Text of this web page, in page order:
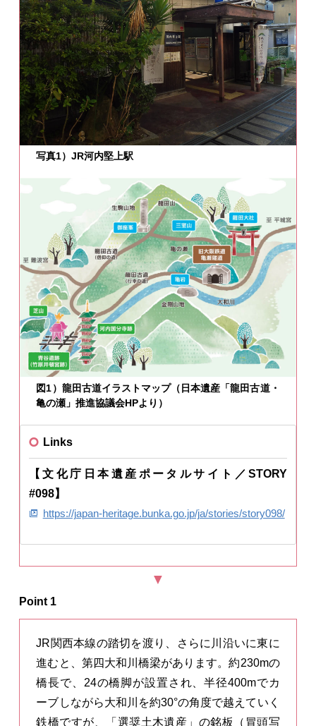
写真1）JR河内堅上駅
図1）龍田古道イラストマップ（日本遺産「龍田古道・
亀の瀬」推進協議会HPより）
Links
【文化庁日本遺産ポータルサイト／STORY
#098】
https://japan-heritage.bunka.go.jp/ja/stories/story098/
Point 1
JR関西本線の踏切を渡り、さらに川沿いに東に
進むと、第四大和川橋梁があります。約230mの
橋長で、24の橋脚が設置され、半径400mでカ
ーブしながら大和川を約30°の角度で越えていく
鉄橋ですが、「選奨土木遺産」の銘板（冒頭写